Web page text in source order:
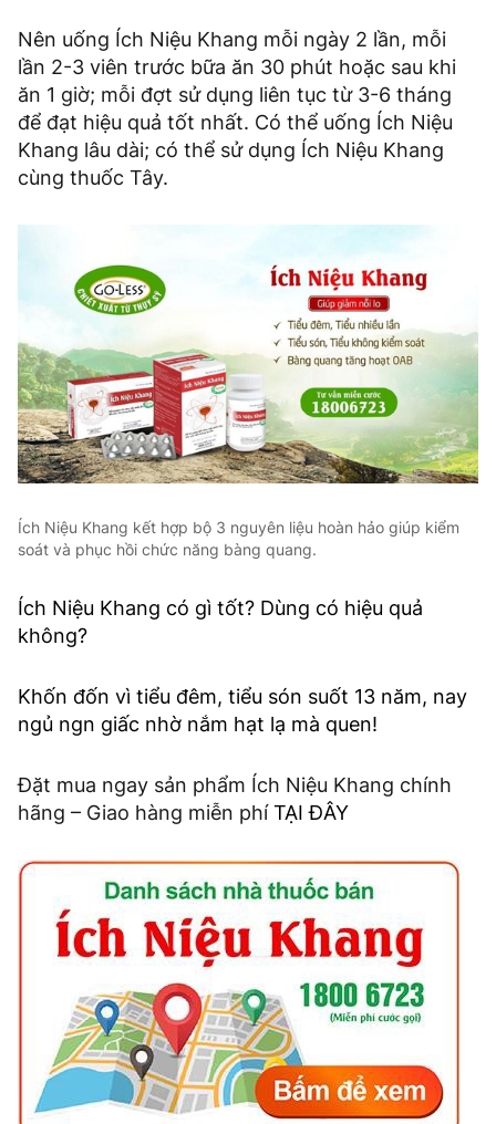
Nên uống Ích Niệu Khang mỗi ngày 2 lần, mỗi
lần 2-3 viên trước bữa ăn 30 phút hoặc sau khi
ăn 1 giờ; mỗi đợt sử dụng liên tục từ 3-6 tháng
để đạt hiệu quả tốt nhất. Có thể uống Ích Niệu
Khang lâu dài; có thể sử dụng Ích Niệu Khang
cùng thuốc Tây.
Ích Niệu Khang kết hợp bộ 3 nguyên liệu hoàn hảo giúp kiểm
soát và phục hồi chức năng bàng quang.
Ích Niệu Khang có gì tốt? Dùng có hiệu quả
không?
Khốn đốn vì tiểu đêm, tiểu són suốt 13 năm, nay
ngủ ngn giấc nhờ nắm hạt lạ mà quen!
Đặt mua ngay sản phẩm Ích Niệu Khang chính
hãng – Giao hàng miễn phíTẠI ĐÂY